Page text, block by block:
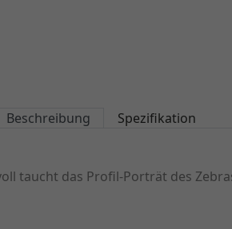
Beschreibung Spezifikation
taucht das Profil-Porträt des